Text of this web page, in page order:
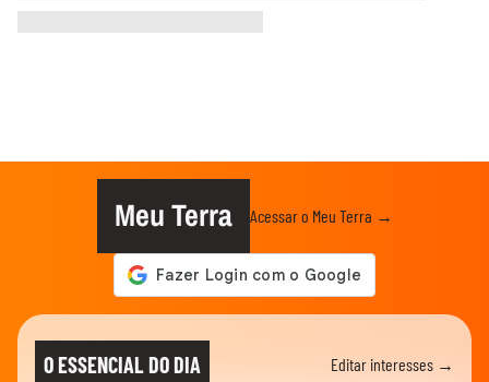
Meu Terra Acessar o Meu Terra →
O ESSENCIAL DO DIA Editar interesses →